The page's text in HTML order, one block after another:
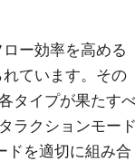
ー効率を高める
ています。その
タイプが果たす
ラクションモー
ドを適切に組み合